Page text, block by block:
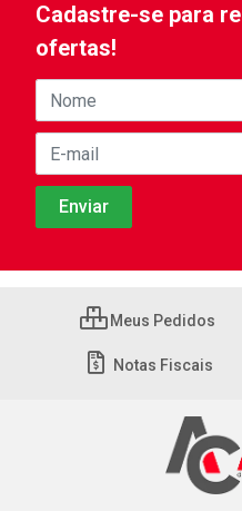
Cadastre-se para
ofertas!
Meus Pedidos
Notas Fiscais